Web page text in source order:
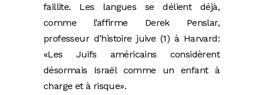
faillite. Les langues se délient déjà,
comme l’affirme Derek Penslar,
professeur d’histoire juive (1) à Harvard:
«Les Juifs américains considèrent
désormais Israël comme un enfant à
charge et à risque».